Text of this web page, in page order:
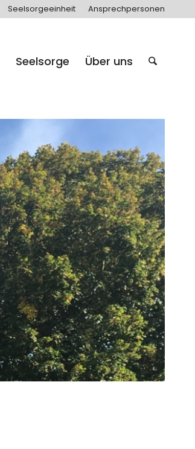
Seelsorgeeinheit Ansprechpersonen
Seelsorge Über uns